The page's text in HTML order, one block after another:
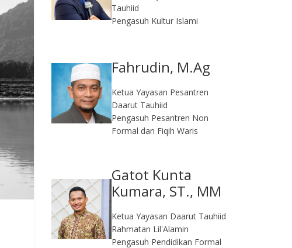
Tauhiid
Pengasuh Kultur Islami
Fahrudin, M.Ag​
Ketua Yayasan Pesantren
Daarut Tauhiid
Pengasuh Pesantren Non
Formal dan Fiqih Waris
Gatot Kunta
Kumara, ST., MM
Ketua Yayasan Daarut Tauhiid
Rahmatan Lil'Alamin
Pengasuh Pendidikan Formal